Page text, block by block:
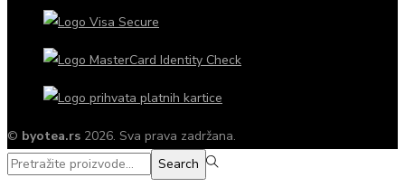
© byotea.rs 2026. Sva prava zadržana.
Search
Search